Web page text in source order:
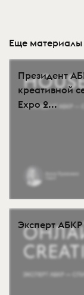
Еще материалы
Президент
креативной
Expo 2...
Эксперт АБКР